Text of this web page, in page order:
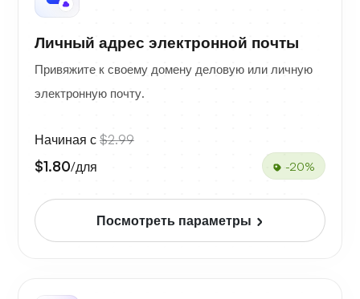
Личный адрес электронной почты
Привяжите к своему домену деловую или личную
электронную почту.
Начиная с $2.99
$1.80/для -20%
Посмотреть параметры